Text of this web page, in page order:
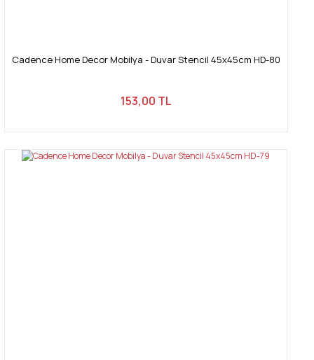
Cadence Home Decor Mobilya - Duvar Stencil 45x45cm HD-80
153,00 TL